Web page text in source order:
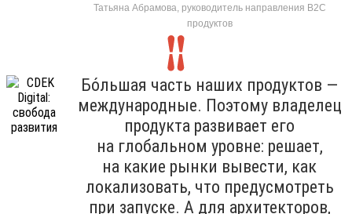
Татьяна Абрамова, руководитель направления B2C
продуктов
Бо́льшая часть наших продуктов —
международные. Поэтому владелец
продукта развивает его
на глобальном уровне: решает,
на какие рынки вывести, как
локализовать, что предусмотреть
при запуске. А для архитекторов,